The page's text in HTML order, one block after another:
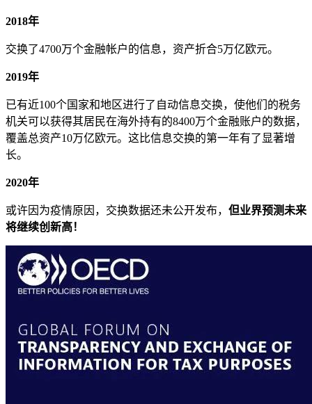
2018年
交换了4700万个金融帐户的信息，资产折合5万亿欧元。
2019年
已有近100个国家和地区进行了自动信息交换，使他们的税务
机关可以获得其居民在海外持有的8400万个金融账户的数据，
覆盖总资产10万亿欧元。这比信息交换的第一年有了显著增
长。
2020年
或许因为疫情原因，交换数据还未公开发布， 但业界预测未来
将继续创新高！